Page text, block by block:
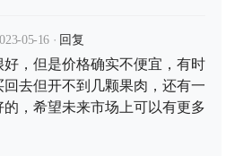
05-16 · 回复
，但是价格确实不便宜，有时
去但开不到几颗果肉，还有一
，希望未来市场上可以有更多